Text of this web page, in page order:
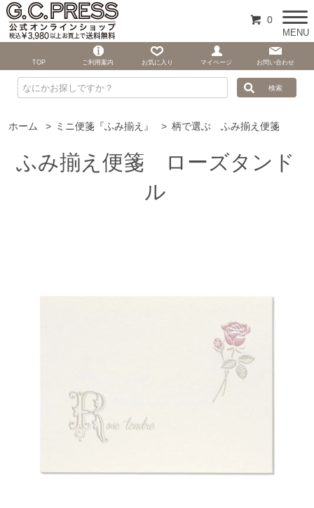
ホーム > ミニ便箋『ふみ揃え』 > 柄で選ぶ ふみ揃え便箋
ふみ揃え便箋 ローズタンド
ル
0
MENU
TOP ご利用案内 お気に入り マイページ お問い合わせ